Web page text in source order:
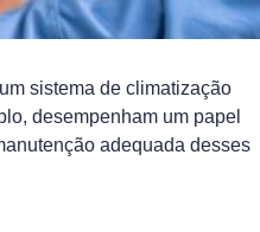
sistema de climatização
desempenham um papel
adequada desses